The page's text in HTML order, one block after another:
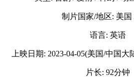
制片国家/地区: 美国
语言: 英语
上映日期: 2023-04-05(美国/中国大
片长: 92分钟